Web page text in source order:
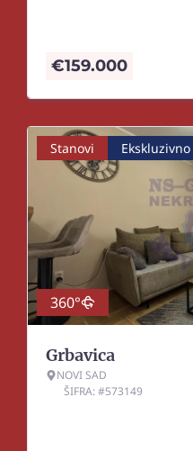
€159.000
Stanovi Ekskluzivno
360°
Grbavica
NOVI SAD
ŠIFRA: #573149